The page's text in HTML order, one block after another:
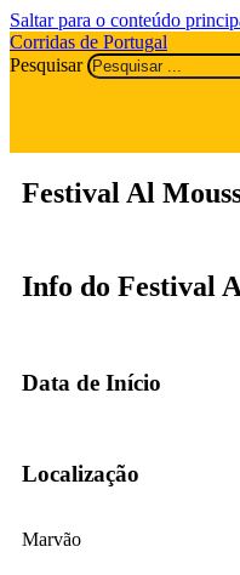
Saltar para o conteúdo
Corridas de Portugal
Pesquisar
Festival Al
Info do Festival
Data de Início
Localização
Marvão